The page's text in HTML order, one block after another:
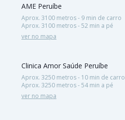
AME Peruíbe
Aprox. 3100 metros - 9 min de carro
Aprox. 3100 metros - 52 min a pé
ver no mapa
Clinica Amor Saúde Peruíbe
Aprox. 3250 metros - 10 min de carro
Aprox. 3250 metros - 54 min a pé
ver no mapa